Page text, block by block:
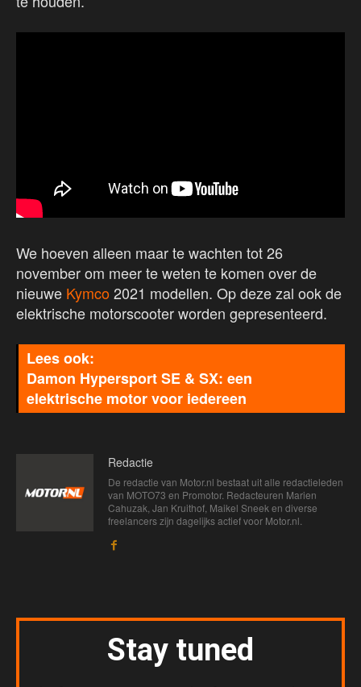
We hoeven alleen maar te wachten tot 26
november om meer te weten te komen over de
nieuwe Kymco2021 modellen. Op deze zal ook de
elektrische motorscooter worden gepresenteerd.
Damon Hypersport SE & SX: een
elektrische motor voor iedereen
Redactie
De redactie van Motor.nl bestaat uit alle redactieleden
van MOTO73 en Promotor. Redacteuren Marien
Cahuzak, Jan Kruithof, Maikel Sneek en diverse
freelancers zijn dagelijks actief voor Motor.nl.
Stay tuned